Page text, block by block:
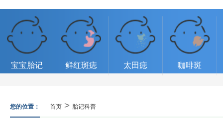
宝宝胎记 鲜红斑痣 太田痣 咖啡斑
您的位置： 首页 > 胎记科普